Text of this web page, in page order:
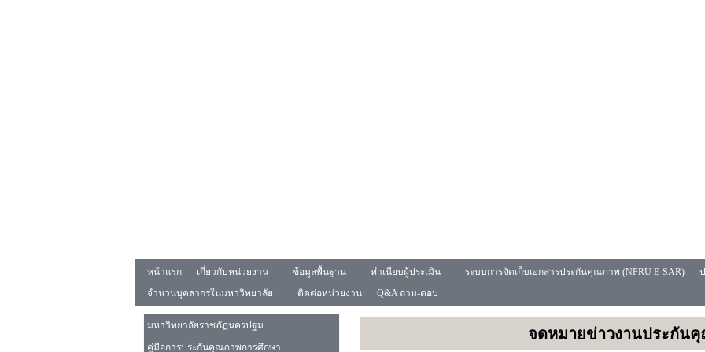
หน้าแรก เกี่ยวกับหน่วยงาน ข้อมูลพื้นฐาน ทำเนียบผู้ประเมิน ระบบการจัดเก็บเอกสารประกันคุณภาพ (NPRU E-SAR)
จำนวนบุคลากรในมหาวิทยาลัย ติดต่อหน่วยงาน Q&A ถาม-ตอบ
มหาวิทยาลัยราชภัฏนครปฐม
คู่มือการประกันคุณภาพการศึกษา
จดหมายข่าวงานประกัน